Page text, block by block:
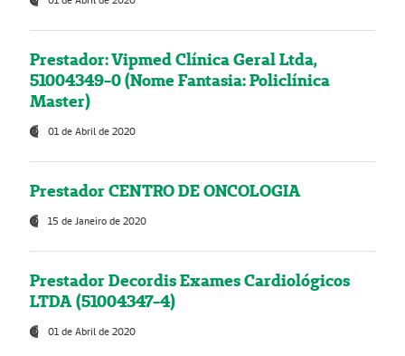
Prestador: Vipmed Clínica Geral Ltda,
51004349-0 (Nome Fantasia: Policlínica
Master)
01 de Abril de 2020
Prestador CENTRO DE ONCOLOGIA
15 de Janeiro de 2020
Prestador Decordis Exames Cardiológicos
LTDA (51004347-4)
01 de Abril de 2020